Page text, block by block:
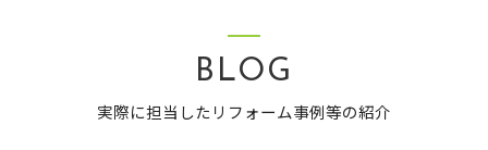
BLOG
実際に担当したリフォーム事例等の紹介